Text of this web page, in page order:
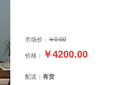
市场价： ￥0.00
价格： ￥4200.00
配送： 有货